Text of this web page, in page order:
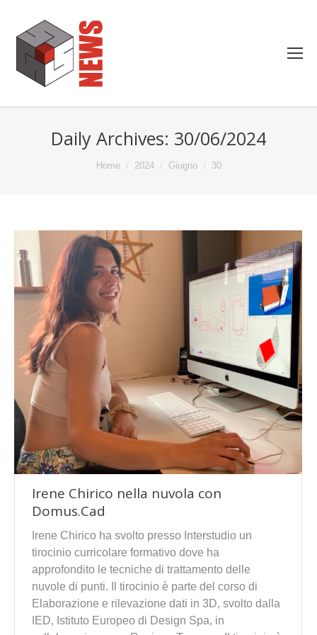
Daily Archives: 30/06/2024
Home 2024 Giugno 30
Irene Chirico nella nuvola con
Domus.Cad
Irene Chirico ha svolto presso Interstudio un
tirocinio curricolare formativo dove ha
approfondito le tecniche di trattamento delle
nuvole di punti. Il tirocinio è parte del corso di
Elaborazione e rilevazione dati in 3D, svolto dalla
IED, Istituto Europeo di Design Spa, in